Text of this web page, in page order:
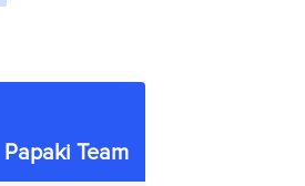
Papaki Team